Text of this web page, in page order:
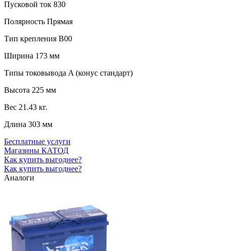
Пусковой ток 830
Полярность Прямая
Тип крепления B00
Ширина 173 мм
Типы токовывода A (конус стандарт)
Высота 225 мм
Вес 21.43 кг.
Длина 303 мм
Бесплатные услуги
Магазины КАТОД
Как купить выгоднее?
Как купить выгоднее?
Аналоги